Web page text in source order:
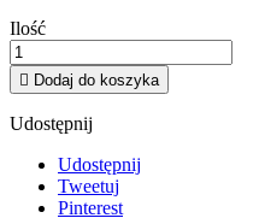
Ilość
 Dodaj do koszyka
Udostępnij
Udostępnij
Tweetuj
Pinterest